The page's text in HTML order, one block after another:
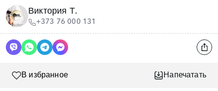
Виктория Т.
+373 76 000 131
В избранное Напечатать